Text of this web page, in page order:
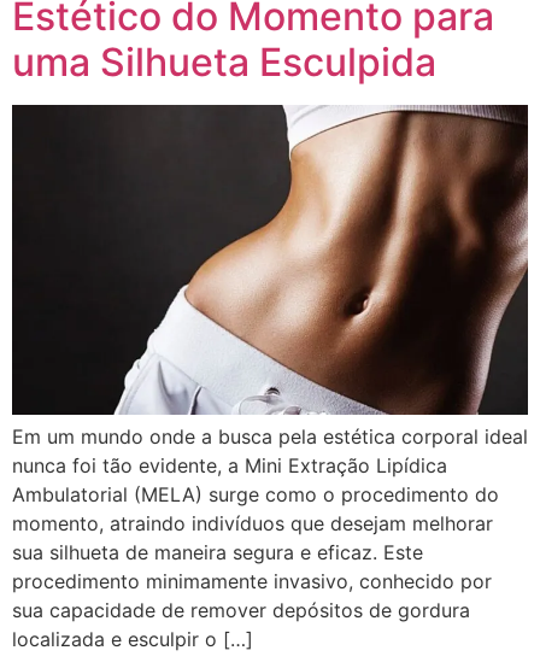
Estético do Momento para
uma Silhueta Esculpida
Em um mundo onde a busca pela estética corporal ideal
nunca foi tão evidente, a Mini Extração Lipídica
Ambulatorial (MELA) surge como o procedimento do
momento, atraindo indivíduos que desejam melhorar
sua silhueta de maneira segura e eficaz. Este
procedimento minimamente invasivo, conhecido por
sua capacidade de remover depósitos de gordura
localizada e esculpir o […]